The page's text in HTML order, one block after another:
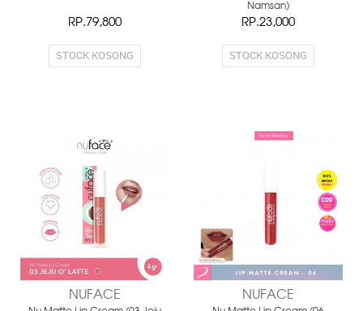
RP.79,800
STOCK KOSONG
Namsan)
RP.23,000
STOCK KOSONG
NUFACE NUFACE